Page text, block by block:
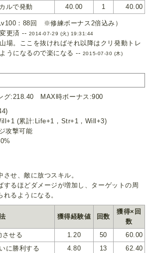
ルで発動 40.00 1 40.00
：88回 ※修練ボーナス2倍込み）
更済 -- 2014-07-29 (火) 19:31:44
場。ここを抜ければそれ以降はクリ発動トレ
うになるので楽になる -- 2015-07-30 (木)
グ:218.40 MAX時ボーナス:900
(累計:Life+1，Str+1，Will+3)
攻撃可能
せ、敵に放つスキル。
するほどダメージが増加し、ターゲットの周
るようになる。
獲得経験値 回数
獲得×回
数
させる
1.20 50
60.00
に勝利する
4.80 13
62.40